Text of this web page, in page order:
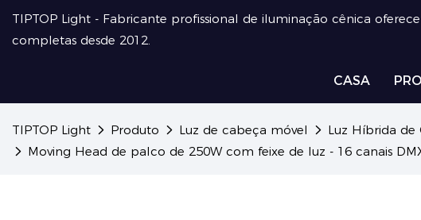
TIPTOP Light - Fabricante profissional de iluminação cênica
completas desde 2012.
CASA
TIPTOP Light Produto Luz de cabeça móvel
Luz Híbrida de
Moving Head de palco de 250W com feixe de luz - 16 canais